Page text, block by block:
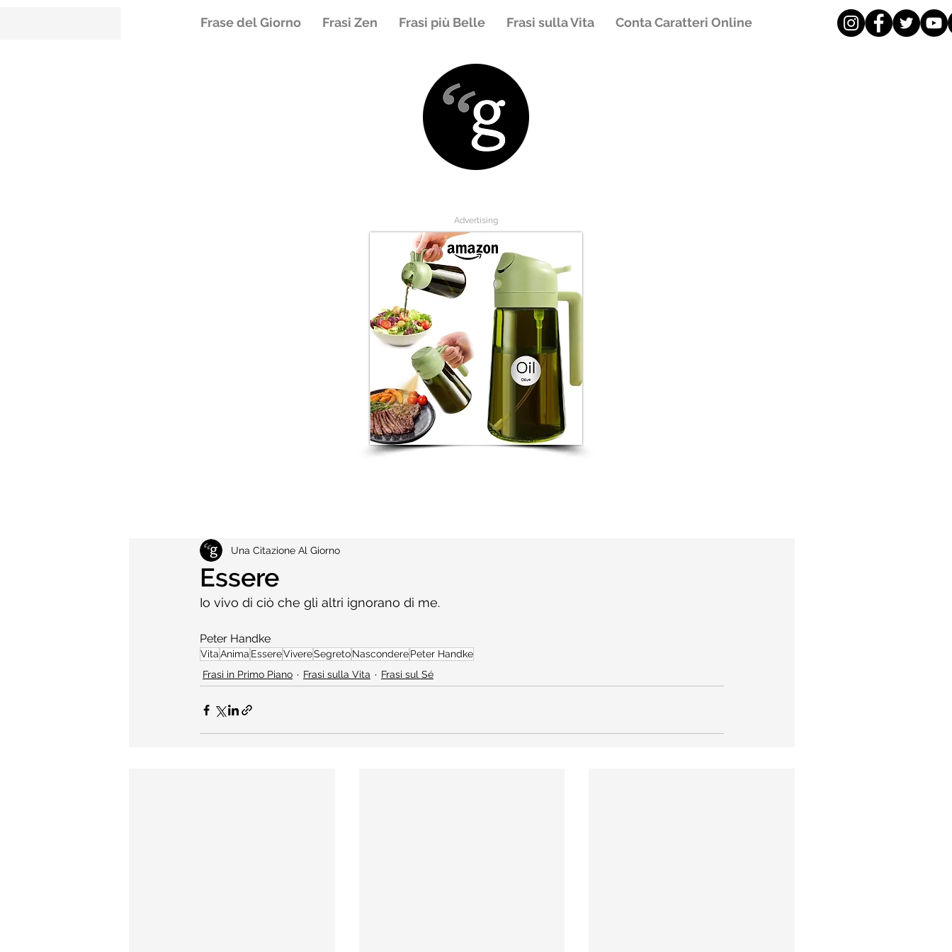
Frase del Giorno Frasi Zen Frasi più Belle Frasi sulla Vita Conta Caratteri Online
Essere
Una Citazione Al Giorno
Io vivo di ciò che gli altri ignorano di me.
Peter Handke
VitaAnima EssereVivereSegretoNasconderePeter Handke
Frasi in Primo Piano
Frasi sulla Vita Frasi sul Sé
Advertising